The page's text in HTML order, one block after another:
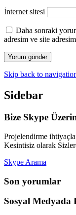
İnternet sitesi
Daha sonraki
adresim ve site
Skip back to
Sidebar
Bize Skype
Projelendirme
Kesintisiz olarak
Skype Arama
Son yorumlar
Sosyal Medyada